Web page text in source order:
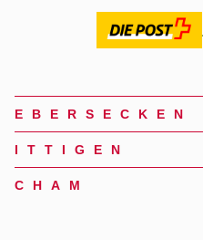
EBERSECKEN
ITTIGEN
CHAM